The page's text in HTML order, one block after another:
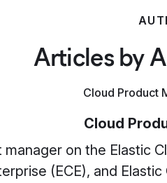
Articles by
Cloud Product
Cloud
on the Elastic
(ECE), and